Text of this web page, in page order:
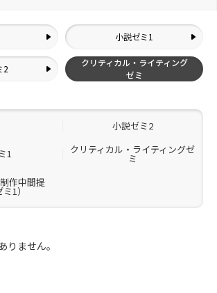
小説ゼミ1
2
クリティカル・ライティング
ゼミ
小説ゼミ2
1 クリティカル・ライティングゼ
ミ
作中間提
1）
りません。